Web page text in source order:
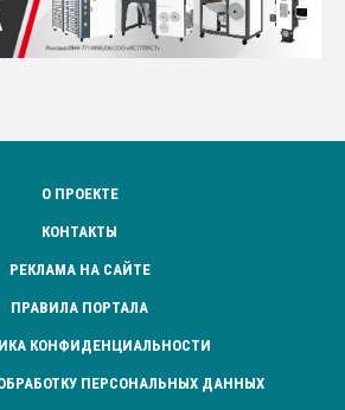
О ПРОЕКТЕ
КОНТАКТЫ
РЕКЛАМА НА САЙТЕ
ПРАВИЛА ПОРТАЛА
КОНФИДЕНЦИАЛЬНОСТИ
ПЕРСОНАЛЬНЫХ ДАННЫХ